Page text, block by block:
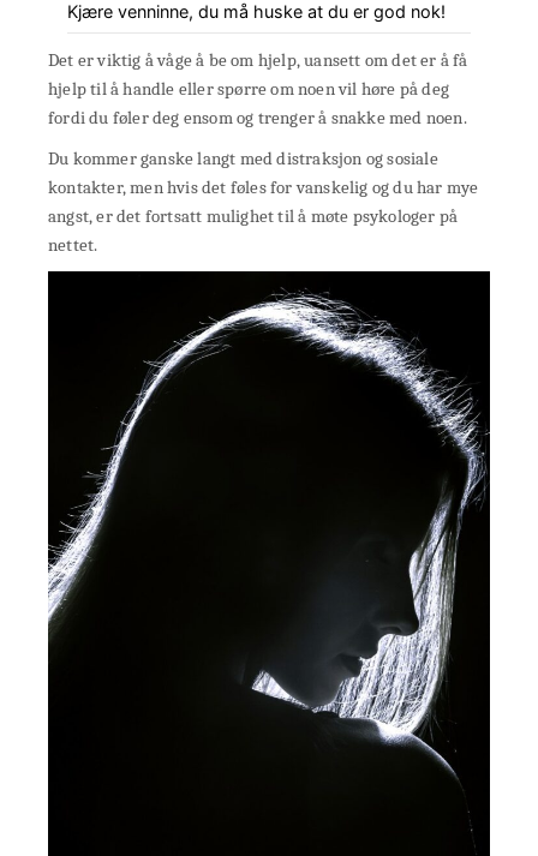
Kjære venninne, du må huske at du er god nok!
Det er viktig å våge å be om hjelp, uansett om det er å få
hjelp til å handle eller spørre om noen vil høre på deg
fordi du føler deg ensom og trenger å snakke med noen.
Du kommer ganske langt med distraksjon og sosiale
kontakter, men hvis det føles for vanskelig og du har mye
angst, er det fortsatt mulighet til å møte psykologer på
nettet.